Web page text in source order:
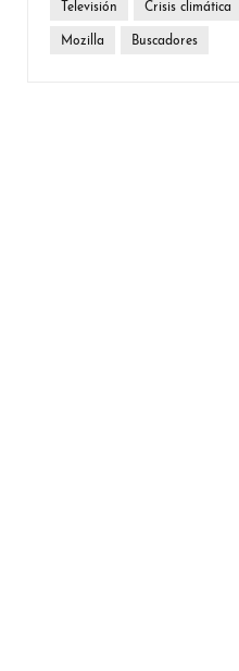
Televisión Crisis climática
Mozilla Buscadores